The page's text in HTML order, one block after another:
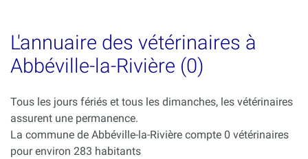
L'annuaire des vétérinaires à
Abbéville-la-Rivière (0)
Tous les jours fériés et tous les dimanches, les vétérinaires
assurent une permanence.
La commune de Abbéville-la-Rivière compte 0 vétérinaires
pour environ 283 habitants